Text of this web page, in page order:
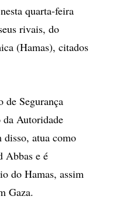
quarta-feira
rivais, do
(Hamas), citados
de Segurança
Autoridade
atua como
Abbas e é
do Hamas, assim
Gaza.